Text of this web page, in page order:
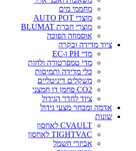
מחממי מים
מוצרי AUTO POT
מוצרי חברת BLUMAT
אוסמוזה הפוכה
ציוד מדידה ובקרה
מדי PH ו-EC
מדי טמפרטורה ולחות
כלי מדידה ותמיסות
משקלים דיגיטליים
CO2 פחמן דו חמצני
ציוד לחדר הגידול
אדמה ומבחר מצעי גידול
שונות
CVAULT לאחסון
TIGHTVAC לאחסון
אביזרי חשמל